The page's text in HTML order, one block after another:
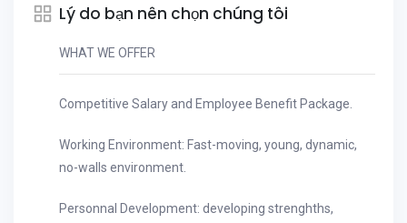
Lý do bạn nên chọn chúng tôi
WHAT WE OFFER
Competitive Salary and Employee Benefit Package.
Working Environment: Fast-moving, young, dynamic,
no-walls environment.
Personnal Development: developing strenghths,